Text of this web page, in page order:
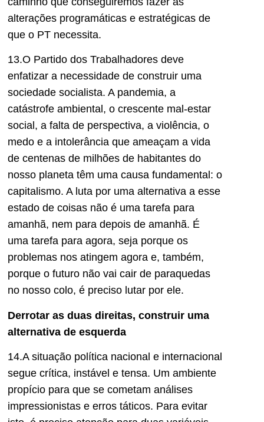
alterações programáticas e estratégicas de
que o PT necessita.
13.O Partido dos Trabalhadores deve
enfatizar a necessidade de construir uma
sociedade socialista. A pandemia, a
catástrofe ambiental, o crescente mal-estar
social, a falta de perspectiva, a violência, o
medo e a intolerância que ameaçam a vida
de centenas de milhões de habitantes do
nosso planeta têm uma causa fundamental: o
capitalismo. A luta por uma alternativa a esse
estado de coisas não é uma tarefa para
amanhã, nem para depois de amanhã. É
uma tarefa para agora, seja porque os
problemas nos atingem agora e, também,
porque o futuro não vai cair de paraquedas
no nosso colo, é preciso lutar por ele.
Derrotar as duas direitas, construir uma
alternativa de esquerda
14.A situação política nacional e internacional
segue crítica, instável e tensa. Um ambiente
propício para que se cometam análises
impressionistas e erros táticos. Para evitar